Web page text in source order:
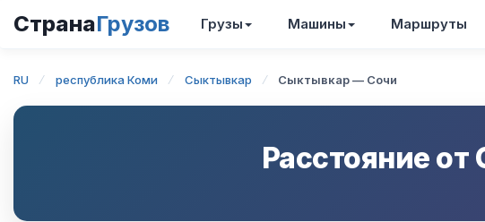
СтранаГрузов Грузы Машины Маршруты
RU республика Коми Сыктывкар Сыктывкар — Сочи
Расстояние от